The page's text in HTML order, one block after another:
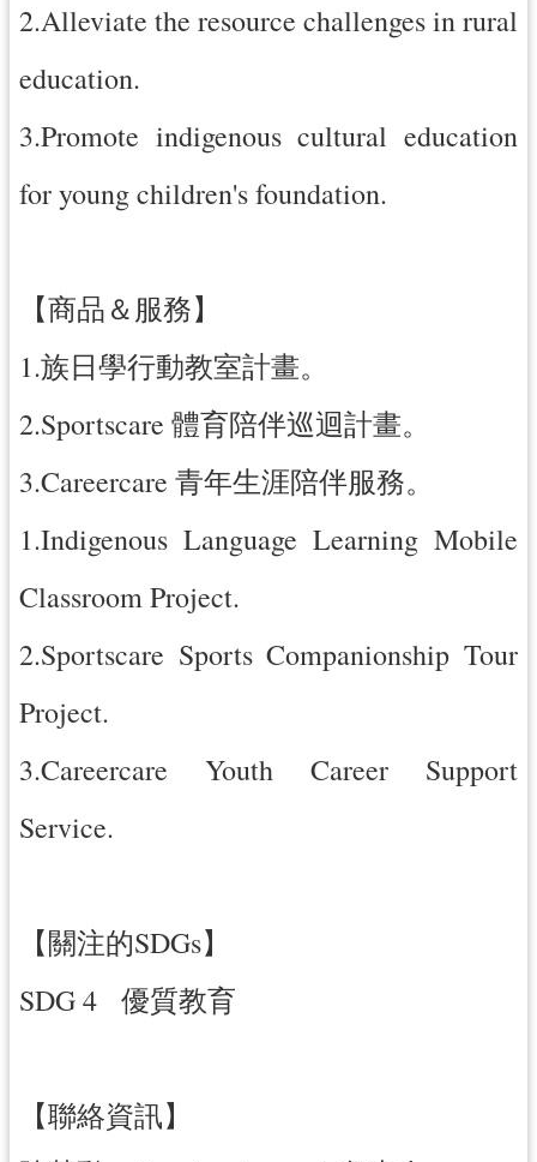
2.Alleviate the resource challenges in rural
education.
3.Promote indigenous cultural education
for young children's foundation.
【商品＆服務】
1.族日學行動教室計畫。
2.Sportscare 體育陪伴巡迴計畫。
3.Careercare 青年生涯陪伴服務。
1.Indigenous Language Learning Mobile
Classroom Project.
2.Sportscare Sports Companionship Tour
Project.
3.Careercare Youth Career Support
Service.
【關注的SDGs】
SDG 4 優質教育
【聯絡資訊】